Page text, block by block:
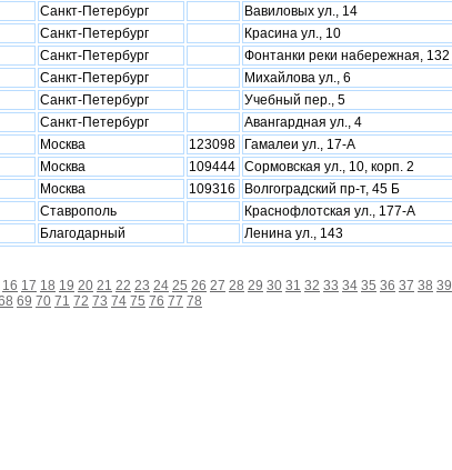
Санкт-Петербург Вавиловых ул., 14
Санкт-Петербург Красина ул., 10
Санкт-Петербург Фонтанки реки набережная, 132
Санкт-Петербург Михайлова ул., 6
Санкт-Петербург Учебный пер., 5
Санкт-Петербург Авангардная ул., 4
Москва 123098 Гамалеи ул., 17-А
Москва 109444 Сормовская ул., 10, корп. 2
Москва 109316 Волгоградский пр-т, 45 Б
Ставрополь Краснофлотская ул., 177-А
Благодарный Ленина ул., 143
16 17 18 19 20 21 22 23 24 25 26 27 28 29 30 31 32 33 34 35 36 37 38 39
69 70 71 72 73 74 75 76 77 78